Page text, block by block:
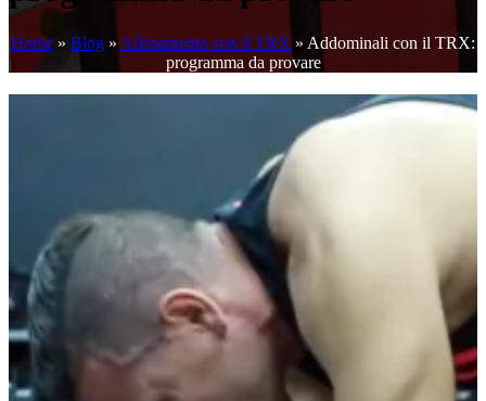
Home » Blog » Allenamento con il TRX » Addominali con il TRX:
programma da provare